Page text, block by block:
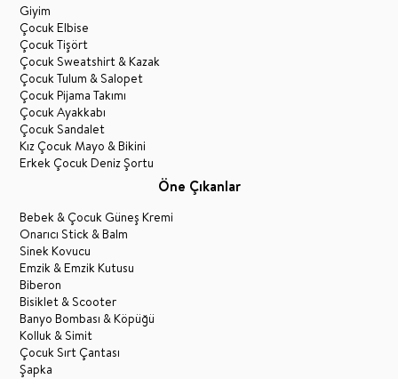
Giyim
Çocuk Elbise
Çocuk Tişört
Çocuk Sweatshirt & Kazak
Çocuk Tulum & Salopet
Çocuk Pijama Takımı
Çocuk Ayakkabı
Çocuk Sandalet
Kız Çocuk Mayo & Bikini
Erkek Çocuk Deniz Şortu
Öne Çıkanlar
Bebek & Çocuk Güneş Kremi
Onarıcı Stick & Balm
Sinek Kovucu
Emzik & Emzik Kutusu
Biberon
Bisiklet & Scooter
Banyo Bombası & Köpüğü
Kolluk & Simit
Çocuk Sırt Çantası
Şapka